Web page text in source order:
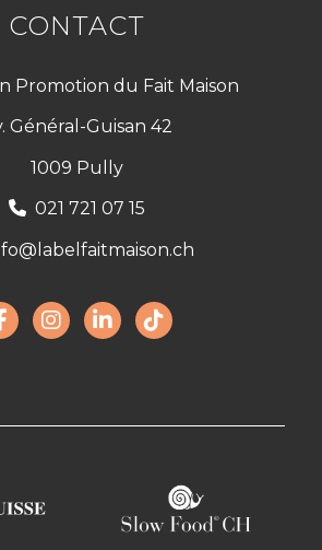
CONTACT
Promotion du Fait Maison
Général-Guisan 42
1009 Pully
021 721 07 15